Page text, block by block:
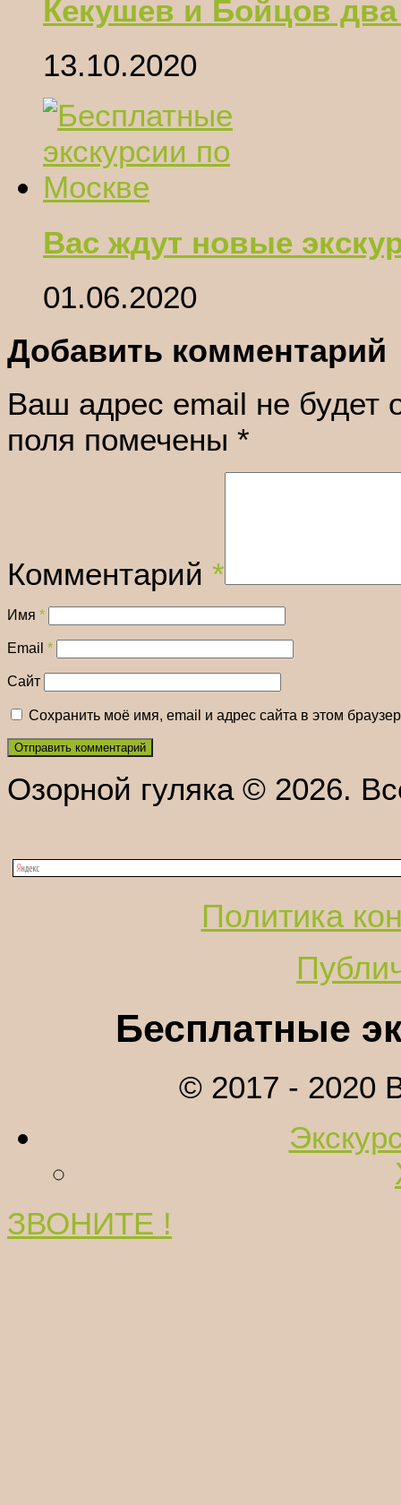
Кекушев и Бойцов
13.10.2020
Вас ждут новые
01.06.2020
Добавить комментарий
Ваш адрес email не будет
поля помечены *
Комментарий *
Имя *
Email *
Сайт
Сохранить моё имя, email и адрес сайта в этом
Озорной гуляка © 2026.
Политика
Бесплатные
© 2017 - 2020
ЗВОНИТЕ !